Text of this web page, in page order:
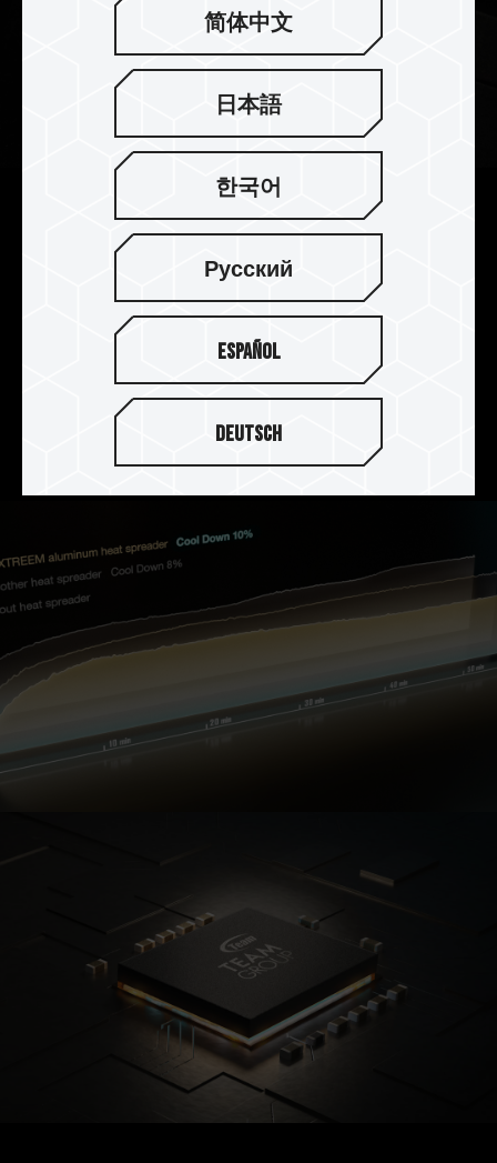
2mm 두께의 방열판으로 완벽한
방열 효과
T-FORCE XTREEM DDR5는 2mm 두께의 알루미늄
합금 방열판을 사용하여 품질과 열용량을 동시에 향
상시키며 열전도율이 높은 열전도 실리콘을 첨가하
여 PMIC의 방열 효과를 강화하며 내산성, 내식성,
녹 방지 및 비전도성 양극 표면 처리로 완벽한 방열
효과를 얻을 수 있습니다.
简体中文
日本語
한국어
Русский
Español
Deutsch